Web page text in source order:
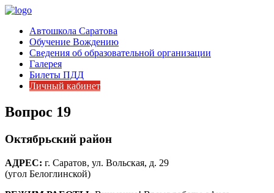
Автошкола Саратова
Обучение Вождению
Сведения об образовательной организации
Галерея
Билеты ПДД
Личный кабинет
Вопрос 19
Октябрьский район
АДРЕС: г. Саратов, ул. Вольская, д. 29
(угол Белоглинской)